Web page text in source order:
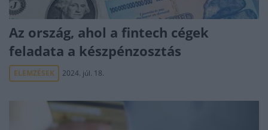
Az ország, ahol a fintech cégek
feladata a készpénzosztás
ELEMZÉSEK 2024. júl. 18.